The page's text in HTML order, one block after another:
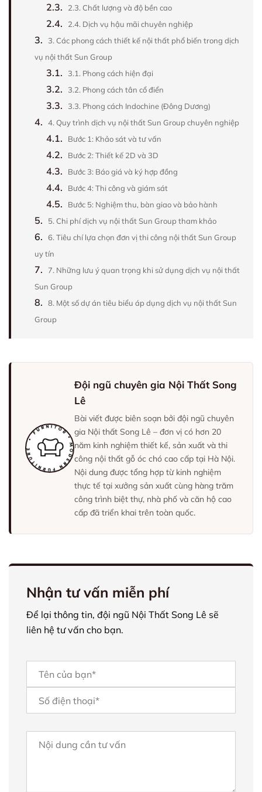
2.3. 2.3. Chất lượng và độ bền cao
2.4. 2.4. Dịch vụ hậu mãi chuyên nghiệp
3.
3. Các phong cách thiết kế nội thất phổ biến trong dịch
vụ nội thất Sun Group
3.1. 3.1. Phong cách hiện đại
3.2. 3.2. Phong cách tân cổ điển
3.3. 3.3. Phong cách Indochine (Đông Dương)
4. 4. Quy trình dịch vụ nội thất Sun Group chuyên nghiệp
4.1. Bước 1: Khảo sát và tư vấn
4.2. Bước 2: Thiết kế 2D và 3D
4.3. Bước 3: Báo giá và ký hợp đồng
4.4. Bước 4: Thi công và giám sát
4.5. Bước 5: Nghiệm thu, bàn giao và bảo hành
5. 5. Chi phí dịch vụ nội thất Sun Group tham khảo
6.
6. Tiêu chí lựa chọn đơn vị thi công nội thất Sun Group
uy tín
7.
7. Những lưu ý quan trọng khi sử dụng dịch vụ nội thất
Sun Group
8.
8. Một số dự án tiêu biểu áp dụng dịch vụ nội thất Sun
Group
Đội ngũ chuyên gia Nội Thất Song
Lê
Bài viết được biên soạn bởi đội ngũ chuyên
gia Nội thất Song Lê – đơn vị có hơn 20
năm kinh nghiệm thiết kế, sản xuất và thi
công nội thất gỗ óc chó cao cấp tại Hà Nội.
Nội dung được tổng hợp từ kinh nghiệm
thực tế tại xưởng sản xuất cùng hàng trăm
công trình biệt thự, nhà phố và căn hộ cao
cấp đã triển khai trên toàn quốc.
Nhận tư vấn miễn phí
Để lại thông tin, đội ngũ Nội Thất Song Lê sẽ
liên hệ tư vấn cho bạn.